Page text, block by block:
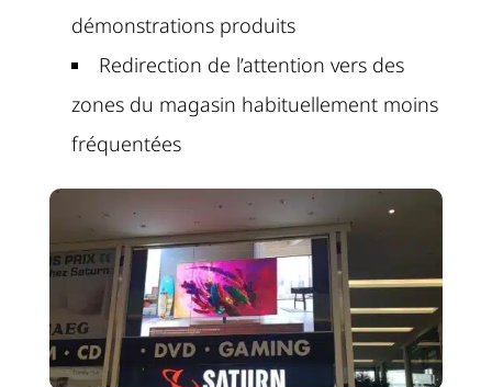
démonstrations produits
Redirection de l’attention vers des
zones du magasin habituellement moins
fréquentées